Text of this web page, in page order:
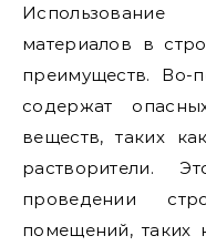
материалов в
преимуществ. Во-
содержат
веществ, таких
растворители.
проведении
помещений,